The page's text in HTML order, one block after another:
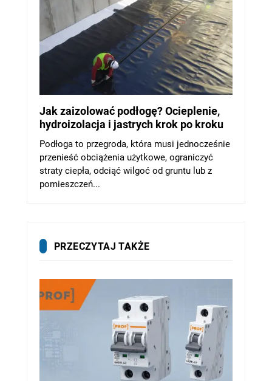
Jak zaizolować podłogę? Ocieplenie,
hydroizolacja i jastrych krok po kroku
Podłoga to przegroda, która musi jednocześnie
przenieść obciążenia użytkowe, ograniczyć
straty ciepła, odciąć wilgoć od gruntu lub z
pomieszczeń...
PRZECZYTAJ TAKŻE